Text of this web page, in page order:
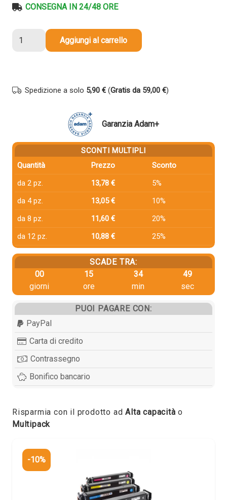
CONSEGNA IN 24/48 ORE
compatibile
GIALLO
Aggiungi al carrello
Spedizione a solo 5,90 € (Gratis da 59,00 €)
Garanzia Adam+
SCONTI MULTIPLI
Quantità
Prezzo
Sconto
da 2 pz.
13,78 €
5%
da 4 pz.
13,05 €
10%
da 8 pz.
11,60 €
20%
da 12 pz.
10,88 € 25%
SCADE TRA:
00
giorni
15
ore
34
min
49
sec
PUOI PAGARE CON:
PayPal
Carta di credito
Contrassegno
Bonifico bancario
Risparmia con il prodotto adAlta capacità o
Multipack
-10%